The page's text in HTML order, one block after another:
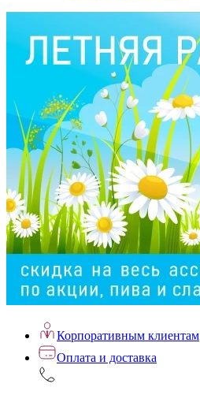
Корпоративным клиентам
Оплата и доставка